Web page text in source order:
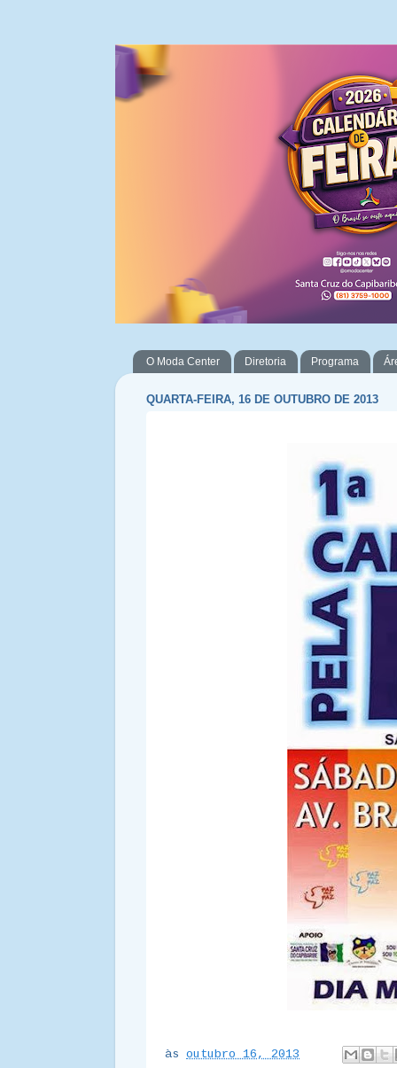
O Moda Center Diretoria Programa
QUARTA-FEIRA, 16 DE OUTUBRO DE 2013
às outubro 16, 2013